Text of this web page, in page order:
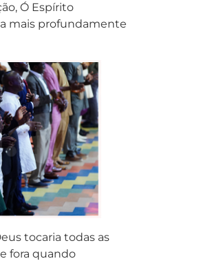
Ó Espírito
mais profundamente
tocaria todas as
fora quando